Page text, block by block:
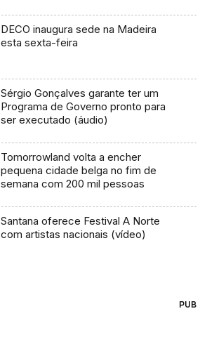
DECO inaugura sede na Madeira
esta sexta-feira
Sérgio Gonçalves garante ter um
Programa de Governo pronto para
ser executado (áudio)
Tomorrowland volta a encher
pequena cidade belga no fim de
semana com 200 mil pessoas
Santana oferece Festival A Norte
com artistas nacionais (vídeo)
PUB